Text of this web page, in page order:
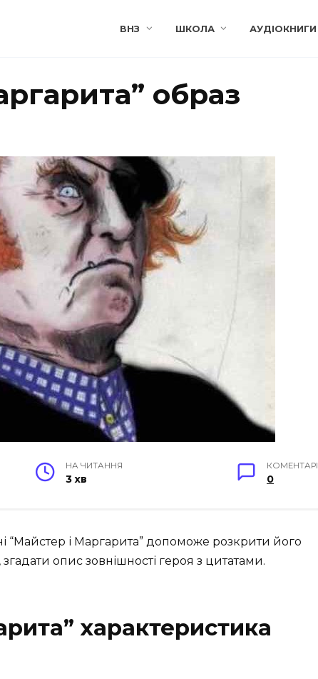
ВНЗ ШКОЛА АУДІОКНИГИ
образ
НА ЧИТАННЯ
3 хв
КОМЕНТАРІ
0
“Майстер і Маргарита” допоможе розкрити його
опис зовнішності героя з цитатами.
характеристика